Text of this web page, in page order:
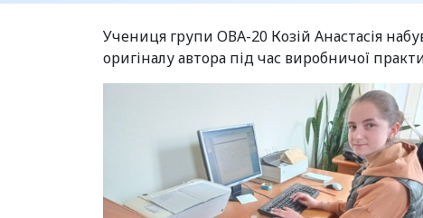
Учениця групи ОВА-20 Козій Анастасія
оригіналу автора під час виробничої